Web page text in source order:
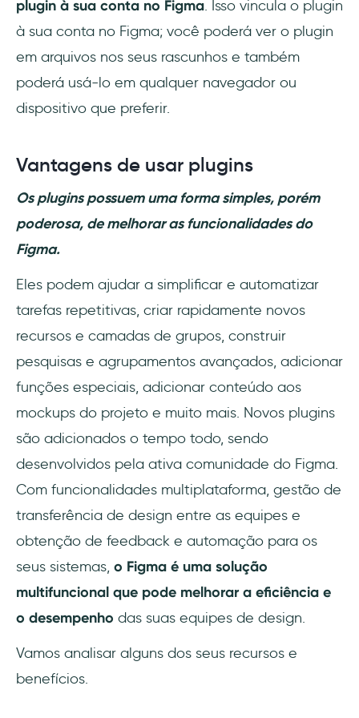
plugin à sua conta no Figma. Isso vincula o plugin
à sua conta no Figma; você poderá ver o plugin
em arquivos nos seus rascunhos e também
poderá usá-lo em qualquer navegador ou
dispositivo que preferir.
Vantagens de usar plugins
Os plugins possuem uma forma simples, porém
poderosa, de melhorar as funcionalidades do
Figma.
Eles podem ajudar a simplificar e automatizar
tarefas repetitivas, criar rapidamente novos
recursos e camadas de grupos, construir
pesquisas e agrupamentos avançados, adicionar
funções especiais, adicionar conteúdo aos
mockups do projeto e muito mais. Novos plugins
são adicionados o tempo todo, sendo
desenvolvidos pela ativa comunidade do Figma.
Com funcionalidades multiplataforma, gestão de
transferência de design entre as equipes e
obtenção de feedback e automação para os
seus sistemas, o Figma é uma solução
multifuncional que pode melhorar a eficiência e
o desempenho das suas equipes de design.
Vamos analisar alguns dos seus recursos e
benefícios.